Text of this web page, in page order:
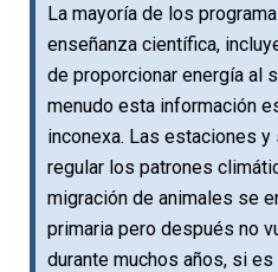
La mayoría de los
enseñanza científica,
de proporcionar energía al
menudo esta información
inconexa. Las estaciones y
regular los patrones
migración de animales se
primaria pero después no
durante muchos años, si